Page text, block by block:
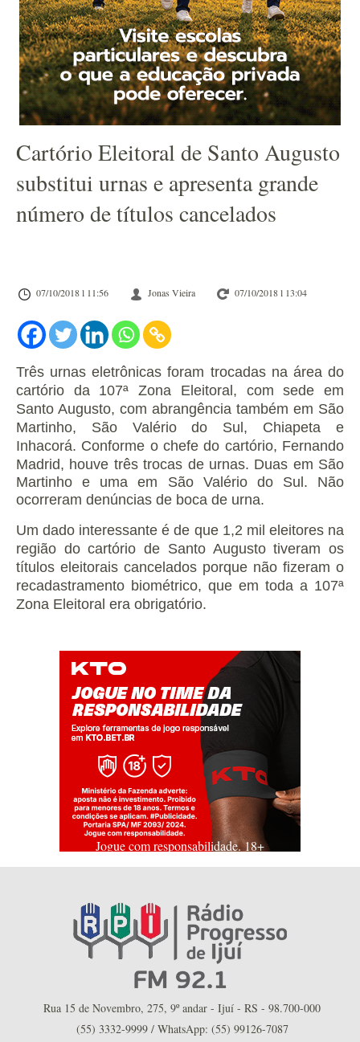
Cartório Eleitoral de Santo Augusto
substitui urnas e apresenta grande
número de títulos cancelados
07/10/2018 l 11:56 Jonas Vieira 07/10/2018 l 13:04
Três urnas eletrônicas foram trocadas na área do
cartório da 107ª Zona Eleitoral, com sede em
Santo Augusto, com abrangência também em São
Martinho, São Valério do Sul, Chiapeta e
Inhacorá. Conforme o chefe do cartório, Fernando
Madrid, houve três trocas de urnas. Duas em São
Martinho e uma em São Valério do Sul. Não
ocorreram denúncias de boca de urna.
Um dado interessante é de que 1,2 mil eleitores na
região do cartório de Santo Augusto tiveram os
títulos eleitorais cancelados porque não fizeram o
recadastramento biométrico, que em toda a 107ª
Zona Eleitoral era obrigatório.
Jogue com responsabilidade. 18+
Rua 15 de Novembro, 275, 9º andar - Ijuí - RS - 98.700-000
(55) 3332-9999 / WhatsApp: (55) 99126-7087